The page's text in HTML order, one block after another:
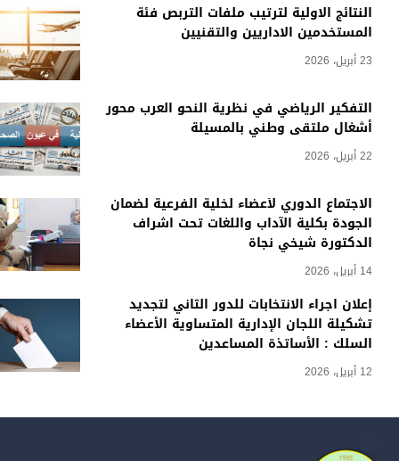
النتائج الاولية لترتيب ملفات التربص فئة
المستخدمين الاداريين والتقنيين
23 أبريل، 2026
التفكير الرياضي في نظرية النحو العرب محور
أشغال ملتقى وطني بالمسيلة
22 أبريل، 2026
الاجتماع الدوري لأعضاء لخلية الفرعية لضمان
الجودة بكلية الآداب واللغات تحت اشراف
الدكتورة شيخي نجاة
14 أبريل، 2026
إعلان اجراء الانتخابات للدور الثاني لتجديد
تشكيلة اللجان الإدارية المتساوية الأعضاء
السلك : الأساتذة المساعدين
12 أبريل، 2026